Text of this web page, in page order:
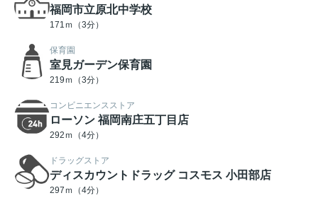
福岡市立原北中学校
171ｍ（3分）
保育園
室見ガーデン保育園
219ｍ（3分）
コンビニエンスストア
ローソン 福岡南庄五丁目店
292ｍ（4分）
ドラッグストア
ディスカウントドラッグ コスモス 小田部店
297ｍ（4分）